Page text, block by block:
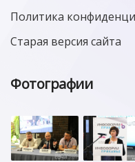
Политика
Старая версия сайта
Фотографии